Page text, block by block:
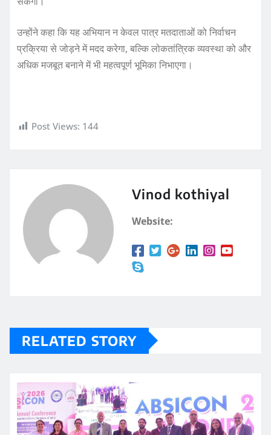
उन्होंने कहा कि यह अभियान न केवल पात्र मतदाताओं को निर्वाचन
प्रक्रिया से जोड़ने में मदद करेगा, बल्कि लोकतांत्रिक व्यवस्था को और
अधिक मजबूत बनाने में भी महत्वपूर्ण भूमिका निभाएगा।
Post Views: 144
Vinod kothiyal
Website:
RELATED STORY